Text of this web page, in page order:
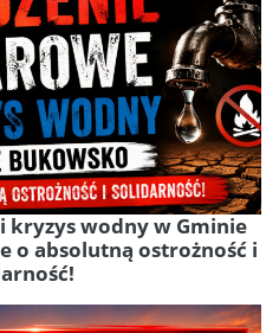
kryzys wodny w Gminie
o absolutną ostrożność i